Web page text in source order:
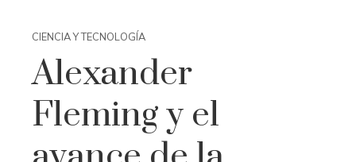
CIENCIA Y TECNOLOGÍA
Alexander
Fleming y el